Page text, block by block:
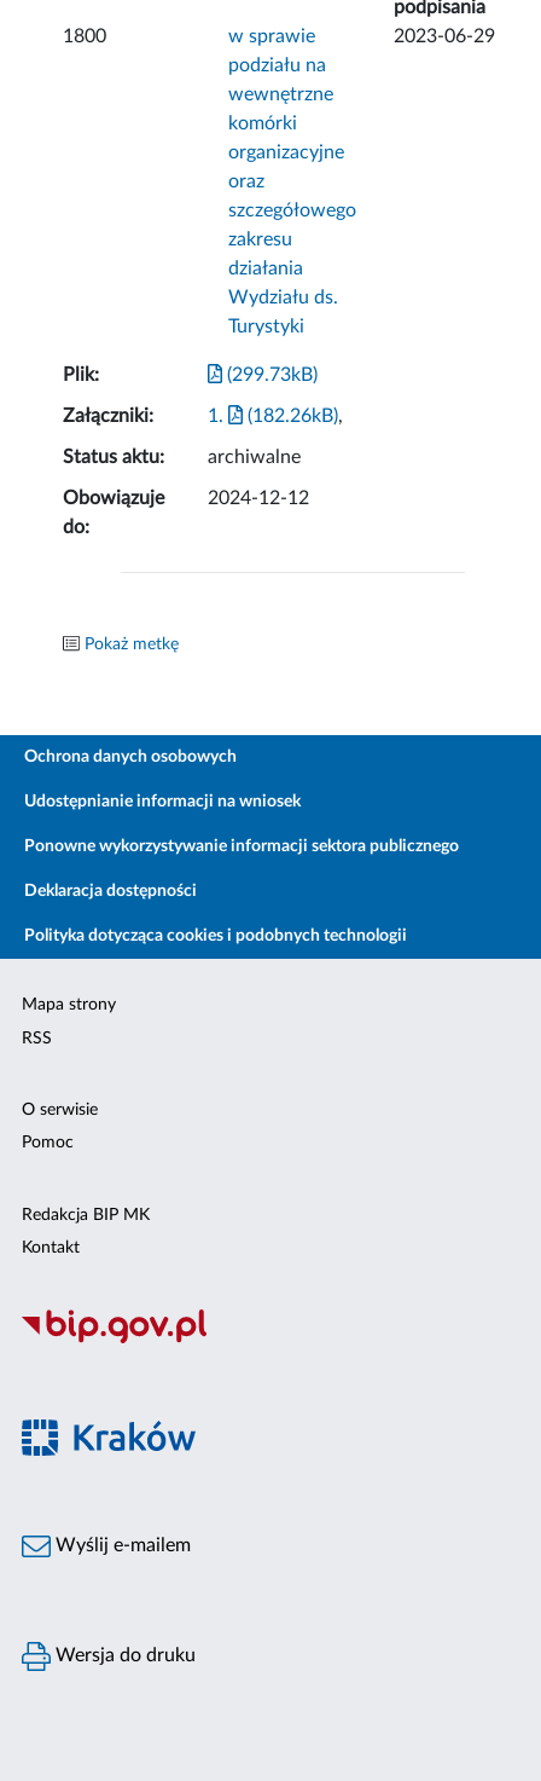
podpisania
1800
w sprawie
podziału na
wewnętrzne
komórki
organizacyjne
oraz
szczegółowego
zakresu
działania
Wydziału ds.
Turystyki
2023-06-29
Plik: (299.73kB)
Załączniki: 1. (182.26kB),
Status aktu: archiwalne
Obowiązuje
do:
2024-12-12
Pokaż metkę
Ochrona danych osobowych
Udostępnianie informacji na wniosek
Ponowne wykorzystywanie informacji sektora publicznego
Deklaracja dostępności
Polityka dotycząca cookies i podobnych technologii
Mapa strony
RSS
O serwisie
Pomoc
Redakcja BIP MK
Kontakt
Wyślij e-mailem
Wersja do druku